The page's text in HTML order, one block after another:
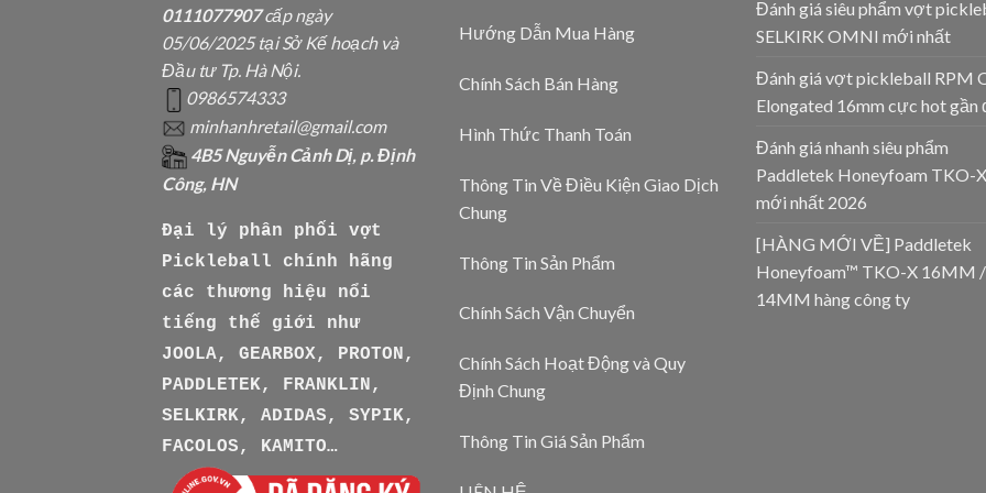
0111077907cấp ngày
05/06/2025 tại Sở Kế hoạch và
Đầu tư Tp. Hà Nội.
0986574333
minhanhretail@gmail.com
4B5 Nguyễn Cảnh Dị, p. Định
Công, HN
Đại lý phân phối vợt
Pickleball chính hãng
các thương hiệu nổi
tiếng thế giới như
JOOLA, GEARBOX, PROTON,
PADDLETEK, FRANKLIN,
SELKIRK, ADIDAS, SYPIK,
FACOLOS, KAMITO…
Hướng Dẫn Mua Hàng
Chính Sách Bán Hàng
Hình Thức Thanh Toán
Thông Tin Về Điều Kiện Giao Dịch
Chung
Thông Tin Sản Phẩm
Chính Sách Vận Chuyển
Chính Sách Hoạt Động và Quy
Định Chung
Thông Tin Giá Sản Phẩm
Đánh giá siêu phẩm vợt
SELKIRK OMNI mới nhất
Đánh giá vợt pickleball RPM
Elongated 16mm cực hot gần
Đánh giá nhanh siêu phẩm
Paddletek Honeyfoam TKO-X
mới nhất 2026
[HÀNG MỚI VỀ] Paddletek
Honeyfoam™ TKO-X 16MM /
14MM hàng công ty